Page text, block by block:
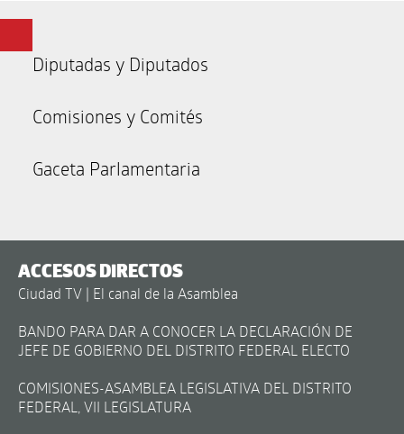
Diputadas y Diputados
Comisiones y Comités
Gaceta Parlamentaria
ACCESOS DIRECTOS
Ciudad TV | El canal de la Asamblea
BANDO PARA DAR A CONOCER LA DECLARACIÓN DE
JEFE DE GOBIERNO DEL DISTRITO FEDERAL ELECTO
COMISIONES-ASAMBLEA LEGISLATIVA DEL DISTRITO
FEDERAL, VII LEGISLATURA